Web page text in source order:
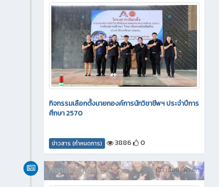
กิจกรรมเลือกตั้งนายกองค์การนักวิชาชีพฯ ประจำปีการ
ศึกษา 2570
ข่าวสาร (กำหนดการ) 3886 0
1 เดือน ที่ผ่านมา
กิจกรรมภายใน